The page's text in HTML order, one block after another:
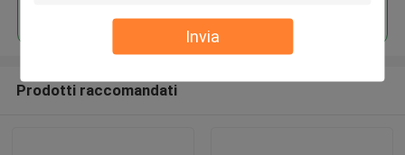
Invia
Prodotti raccomandati